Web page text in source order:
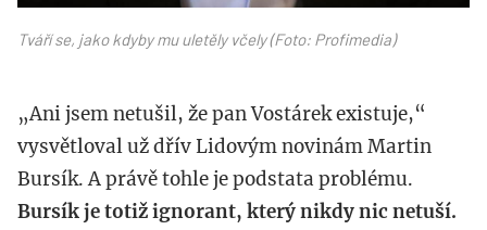
Tváří se, jako kdyby mu uletěly včely (Foto: Profimedia)
„Ani jsem netušil, že pan Vostárek existuje,“
vysvětloval už dřív Lidovým novinám Martin
Bursík. A právě tohle je podstata problému.
Bursík je totiž ignorant, který nikdy nic netuší.